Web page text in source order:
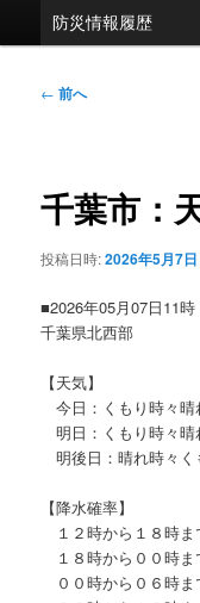
ュ
防災情報履歴
投
ゲ
ー
ョ
← 前へ
千葉市：
投稿日時:2026年5月7
■2026年05月07日11
千葉県北西部
【天気】
今日：くもり時々晴
明日：くもり時々晴
明後日：晴れ時々く
【降水確率】
１２時から１８時ま
１８時から００時ま
００時から０６時ま